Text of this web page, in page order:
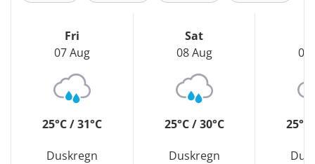
Fri
07 Aug
25°C / 31°C
Duskregn
Sat
08 Aug
25°C / 30°C
Duskregn
09
25°C